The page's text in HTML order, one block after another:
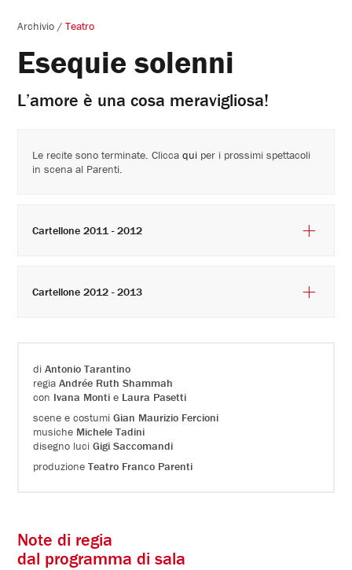
Archivio /Teatro
Esequie solenni
L’amore è una cosa meravigliosa!
diAntonio Tarantino
regiaAndrée Ruth Shammah
con Ivana Monti e Laura Pasetti
scene e costumiGian Maurizio Fercioni
musiche Michele Tadini
disegno luciGigi Saccomandi
produzione Teatro Franco Parenti
Note di regia
dal programma di sala
Le recite sono terminate. Cliccaqui per i prossimi spettacoli
in scena al Parenti.
Cartellone 2011 - 2012
Cartellone 2012 - 2013